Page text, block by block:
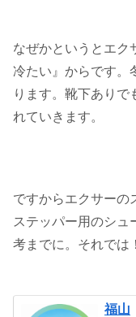
なぜかというとエク
冷たい』からです。
ります。靴下ありで
れていきます。
ですからエクサーの
ステッパー用のシュ
考までに。それでは！
福山